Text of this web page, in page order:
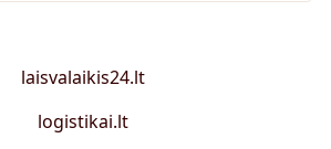
laisvalaikis24.lt
logistikai.lt